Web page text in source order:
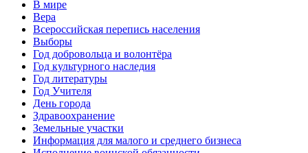
В мире
Вера
Всероссийская перепись населения
Выборы
Год добровольца и волонтёра
Год культурного наследия
Год литературы
Год Учителя
День города
Здравоохранение
Земельные участки
Информация для малого и среднего бизнеса